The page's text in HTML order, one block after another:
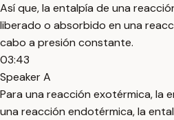
Así que, la entalpía de una
liberado o absorbido en una
cabo a presión constante.
03:43
Speaker A
Para una reacción exotérmica, la
una reacción endotérmica, la